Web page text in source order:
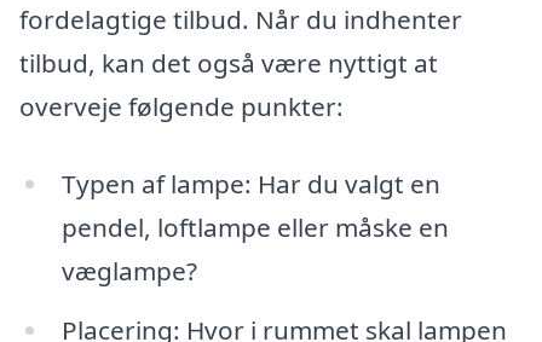
fordelagtige tilbud. Når du indhenter
tilbud, kan det også være nyttigt at
overveje følgende punkter:
Typen af lampe: Har du valgt en
pendel, loftlampe eller måske en
væglampe?
Placering: Hvor i rummet skal lampen